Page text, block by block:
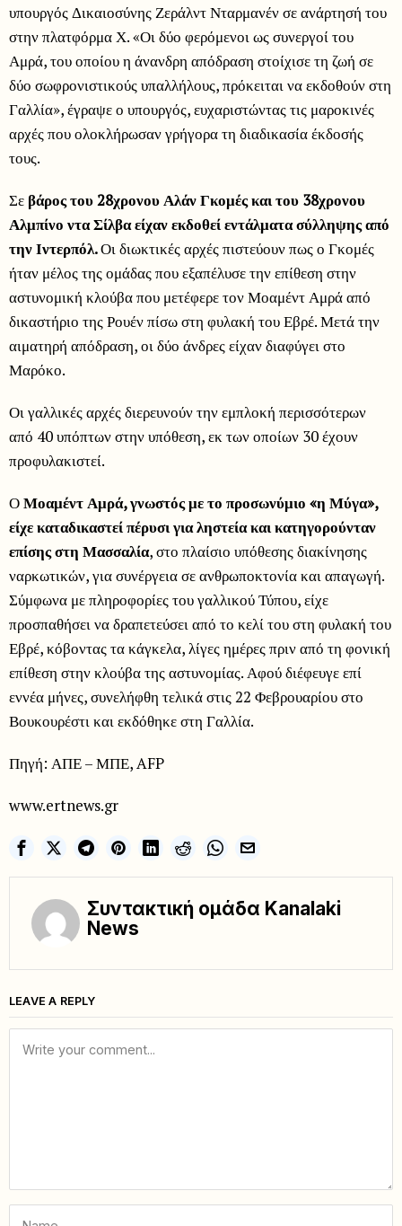
υπουργός Δικαιοσύνης Ζεράλντ Νταρμανέν σε ανάρτησή του
στην πλατφόρμα Χ. «Οι δύο φερόμενοι ως συνεργοί του
Αμρά, του οποίου η άνανδρη απόδραση στοίχισε τη ζωή σε
δύο σωφρονιστικούς υπαλλήλους, πρόκειται να εκδοθούν στη
Γαλλία», έγραψε ο υπουργός, ευχαριστώντας τις μαροκινές
αρχές που ολοκλήρωσαν γρήγορα τη διαδικασία έκδοσής
τους.
Σε βάρος του 28χρονου Αλάν Γκομές και του 38χρονου
Αλμπίνο ντα Σίλβα είχαν εκδοθεί εντάλματα σύλληψης από
την Ιντερπόλ.Οι διωκτικές αρχές πιστεύουν πως ο Γκομές
ήταν μέλος της ομάδας που εξαπέλυσε την επίθεση στην
αστυνομική κλούβα που μετέφερε τον Μοαμέντ Αμρά από
δικαστήριο της Ρουέν πίσω στη φυλακή του Εβρέ. Μετά την
αιματηρή απόδραση, οι δύο άνδρες είχαν διαφύγει στο
Μαρόκο.
Οι γαλλικές αρχές διερευνούν την εμπλοκή περισσότερων
από 40 υπόπτων στην υπόθεση, εκ των οποίων 30 έχουν
προφυλακιστεί.
ΟΜοαμέντ Αμρά, γνωστός με το προσωνύμιο «η Μύγα»,
είχε καταδικαστεί πέρυσι για ληστεία και κατηγορούνταν
επίσης στη Μασσαλία, στο πλαίσιο υπόθεσης διακίνησης
ναρκωτικών, για συνέργεια σε ανθρωποκτονία και απαγωγή.
Σύμφωνα με πληροφορίες του γαλλικού Τύπου, είχε
προσπαθήσει να δραπετεύσει από το κελί του στη φυλακή του
Εβρέ, κόβοντας τα κάγκελα, λίγες ημέρες πριν από τη φονική
επίθεση στην κλούβα της αστυνομίας. Αφού διέφευγε επί
εννέα μήνες, συνελήφθη τελικά στις 22 Φεβρουαρίου στο
Βουκουρέστι και εκδόθηκε στη Γαλλία.
Πηγή: ΑΠΕ – ΜΠΕ, AFP
www.ertnews.gr
Συντακτική ομάδα Kanalaki
News
LEAVE A REPLY